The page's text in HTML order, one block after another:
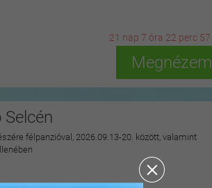
21 nap 7 óra 22 perc 55
Megnézem
félpanzióval, 2026.09.13-20. között, valamint